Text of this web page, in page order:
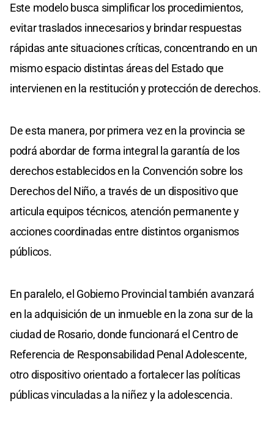
Este modelo busca simplificar los procedimientos,
evitar traslados innecesarios y brindar respuestas
rápidas ante situaciones críticas, concentrando en un
mismo espacio distintas áreas del Estado que
intervienen en la restitución y protección de derechos.
De esta manera, por primera vez en la provincia se
podrá abordar de forma integral la garantía de los
derechos establecidos en la Convención sobre los
Derechos del Niño, a través de un dispositivo que
articula equipos técnicos, atención permanente y
acciones coordinadas entre distintos organismos
públicos.
En paralelo, el Gobierno Provincial también avanzará
en la adquisición de un inmueble en la zona sur de la
ciudad de Rosario, donde funcionará el Centro de
Referencia de Responsabilidad Penal Adolescente,
otro dispositivo orientado a fortalecer las políticas
públicas vinculadas a la niñez y la adolescencia.